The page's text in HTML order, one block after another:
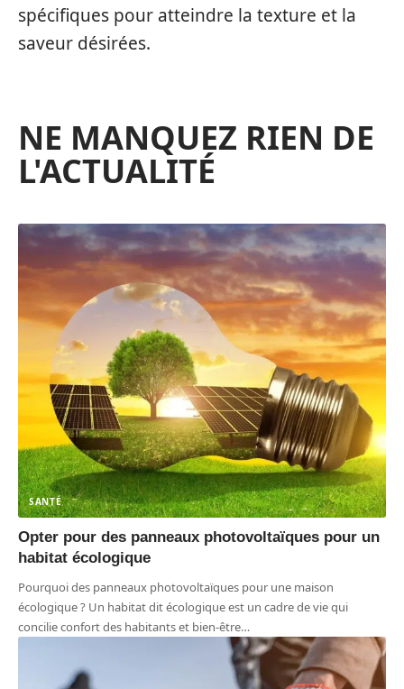
spécifiques pour atteindre la texture et la
saveur désirées.
NE MANQUEZ RIEN DE
L'ACTUALITÉ
SANTÉ
Opter pour des panneaux photovoltaïques pour un
habitat écologique
Pourquoi des panneaux photovoltaïques pour une maison
écologique ? Un habitat dit écologique est un cadre de vie qui
concilie confort des habitants et bien-être…